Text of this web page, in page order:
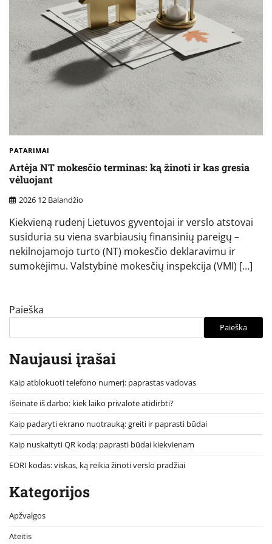
PATARIMAI
Artėja NT mokesčio terminas: ką žinoti ir kas gresia
vėluojant
2026 12 Balandžio
Kiekvieną rudenį Lietuvos gyventojai ir verslo atstovai
susiduria su viena svarbiausių finansinių pareigų –
nekilnojamojo turto (NT) mokesčio deklaravimu ir
sumokėjimu. Valstybinė mokesčių inspekcija (VMI) […]
Paieška
Paieška
Naujausi įrašai
Kaip atblokuoti telefono numerį: paprastas vadovas
Išeinate iš darbo: kiek laiko privalote atidirbti?
Kaip padaryti ekrano nuotrauką: greiti ir paprasti būdai
Kaip nuskaityti QR kodą: paprasti būdai kiekvienam
EORI kodas: viskas, ką reikia žinoti verslo pradžiai
Kategorijos
Apžvalgos
Ateitis